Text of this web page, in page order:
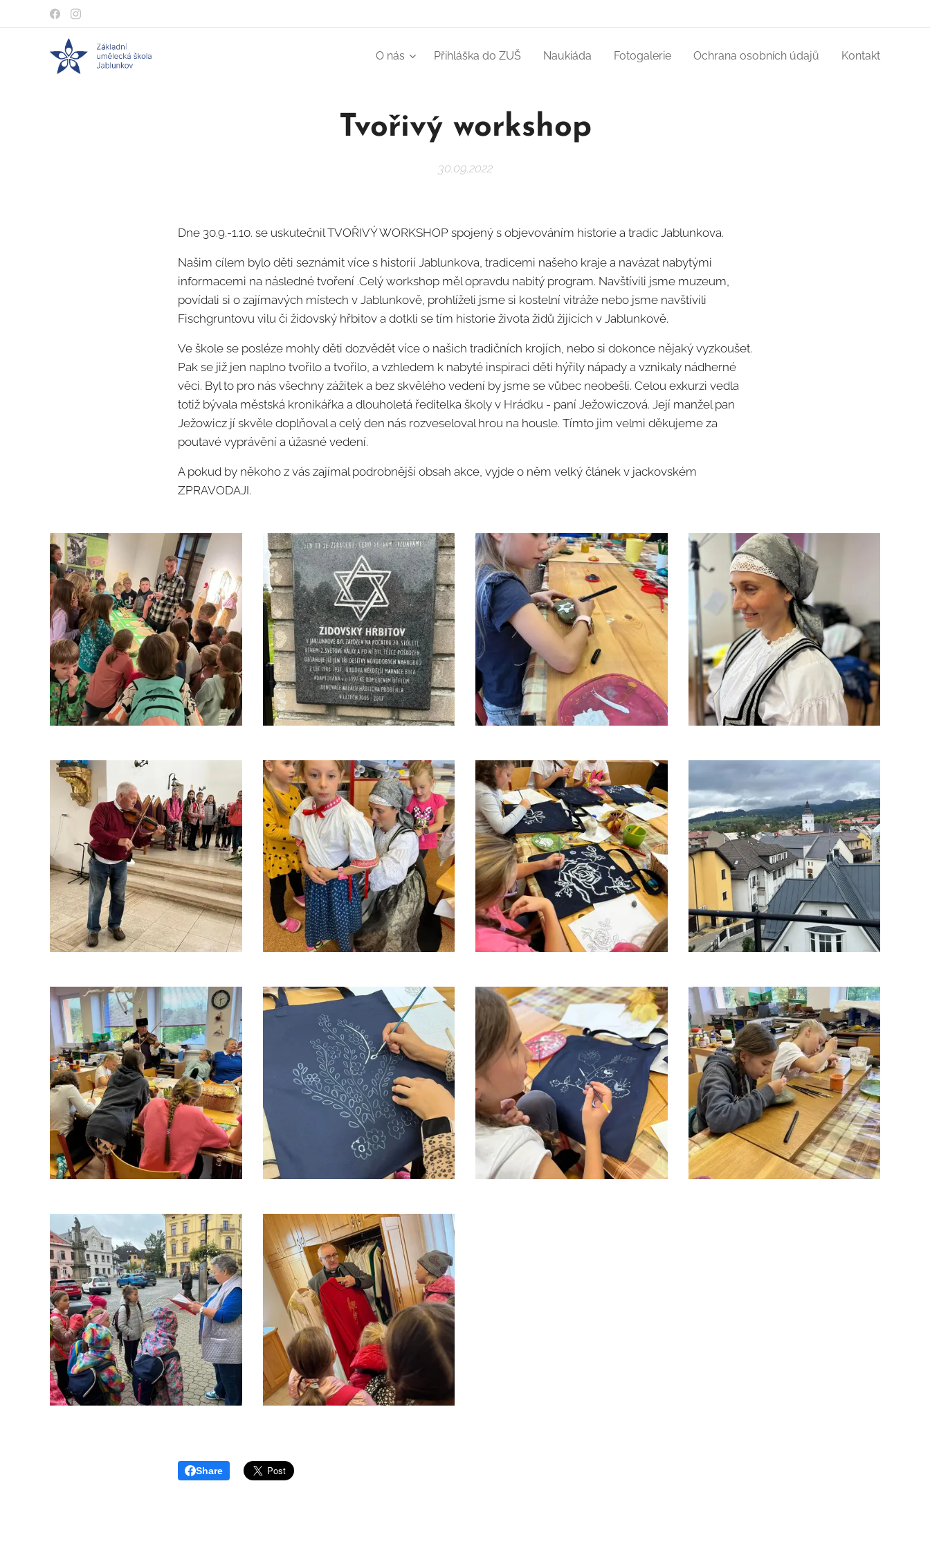
O nás Přihláška do ZUŠ Naukiáda Fotogalerie Ochrana osobních údajů Kontakt
Tvořivý workshop
30.09.2022
Dne 30.9.-1.10. se uskutečnil TVOŘIVÝ WORKSHOP spojený s objevováním historie a tradic Jablunkova.
Našim cílem bylo děti seznámit více s historií Jablunkova, tradicemi našeho kraje a navázat nabytými
informacemi na následné tvoření .Celý workshop měl opravdu nabitý program. Navštívili jsme muzeum,
povídali si o zajímavých místech v Jablunkově, prohlíželi jsme si kostelní vitráže nebo jsme navštívili
Fischgruntovu vilu či židovský hřbitov a dotkli se tím historie života židů žijících v Jablunkově.
Ve škole se posléze mohly děti dozvědět více o našich tradičních krojích, nebo si dokonce nějaký vyzkoušet.
Pak se již jen naplno tvořilo a tvořilo, a vzhledem k nabyté inspiraci děti hýřily nápady a vznikaly nádherné
věci. Byl to pro nás všechny zážitek a bez skvělého vedení by jsme se vůbec neobešli. Celou exkurzi vedla
totiž bývala městská kronikářka a dlouholetá ředitelka školy v Hrádku - paní Ježowiczová. Její manžel pan
Ježowicz jí skvěle doplňoval a celý den nás rozveseloval hrou na housle. Tímto jim velmi děkujeme za
poutavé vyprávění a úžasné vedení.
A pokud by někoho z vás zajímal podrobnější obsah akce, vyjde o něm velký článek v jackovském
ZPRAVODAJI.
Share